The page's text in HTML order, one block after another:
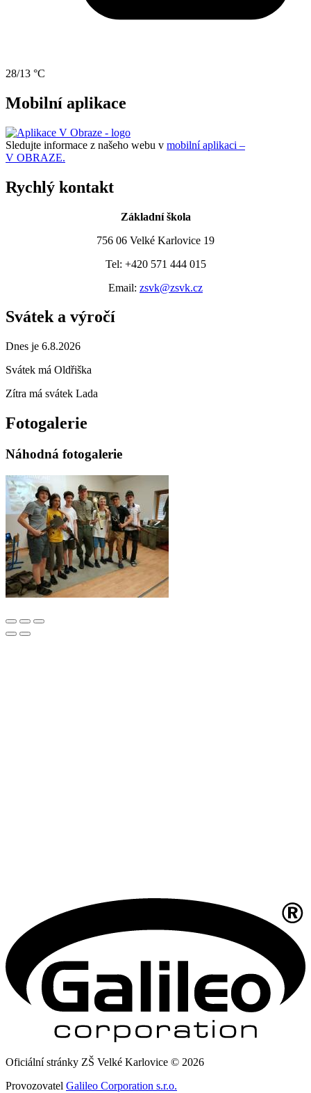
28/13 °C
Mobilní aplikace
Sledujte informace z našeho webu v mobilní aplikaci –
V OBRAZE.
Rychlý kontakt
Základní škola
756 06 Velké Karlovice 19
Tel: +420 571 444 015
Email: zsvk@zsvk.cz
Svátek a výročí
Dnes je 6.8.2026
Svátek má Oldřiška
Zítra má svátek Lada
Fotogalerie
Náhodná fotogalerie
Oficiální stránky ZŠ Velké Karlovice © 2026
Provozovatel Galileo Corporation s.r.o.